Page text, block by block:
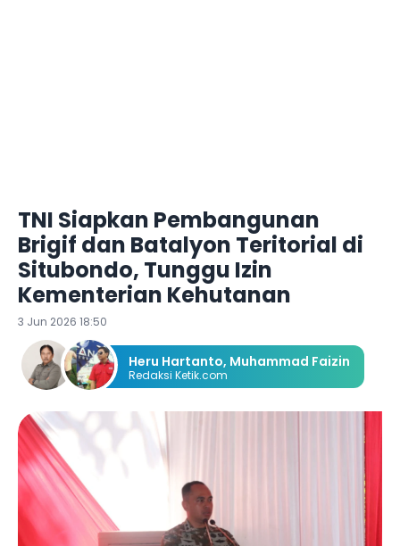
TNI Siapkan Pembangunan
Brigif dan Batalyon Teritorial di
Situbondo, Tunggu Izin
Kementerian Kehutanan
3 Jun 2026 18:50
Heru Hartanto, Muhammad Faizin
Redaksi Ketik.com